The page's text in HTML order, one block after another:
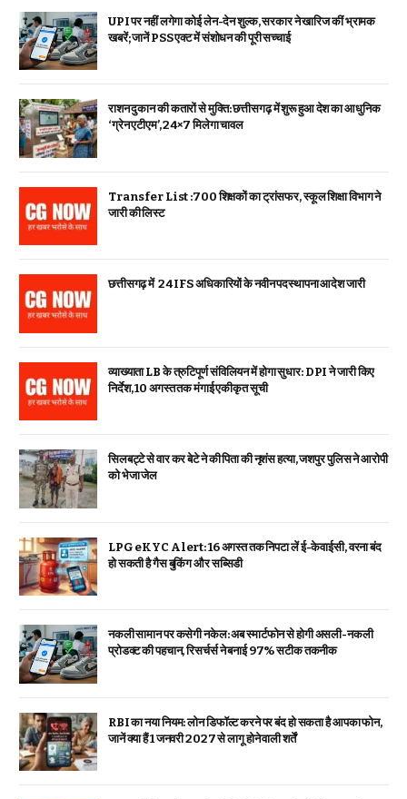
UPI पर नहीं लगेगा कोई लेन-देन शुल्क, सरकार ने खारिज कीं भ्रामक
खबरें; जानें PSS एक्ट में संशोधन की पूरी सच्चाई
राशन दुकान की कतारों से मुक्ति: छत्तीसगढ़ में शुरू हुआ देश का आधुनिक
‘ग्रेन एटीएम’, 24×7 मिलेगा चावल
Transfer List :700 शिक्षकों का ट्रांसफर, स्कूल शिक्षा विभाग ने
जारी की लिस्ट
छत्तीसगढ़ में 24 IFS अधिकारियों के नवीन पदस्थापना आदेश जारी
व्याख्याता LB के त्रुटिपूर्ण संविलियन में होगा सुधार: DPI ने जारी किए
निर्देश, 10 अगस्त तक मंगाई एकीकृत सूची
सिलबट्टे से वार कर बेटे ने की पिता की नृशंस हत्या, जशपुर पुलिस ने आरोपी
को भेजा जेल
LPG eKYC Alert: 16 अगस्त तक निपटा लें ई-केवाईसी, वरना बंद
हो सकती है गैस बुकिंग और सब्सिडी
नकली सामान पर कसेगी नकेल: अब स्मार्टफोन से होगी असली-नकली
प्रोडक्ट की पहचान, रिसर्चर्स ने बनाई 97% सटीक तकनीक
RBI का नया नियम: लोन डिफॉल्ट करने पर बंद हो सकता है आपका फोन,
जानें क्या हैं 1 जनवरी 2027 से लागू होने वाली शर्तें